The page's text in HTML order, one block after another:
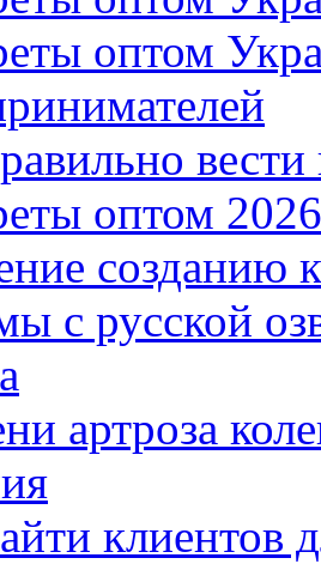
оптом
оптом
созданию
с русской
артроза
клиентов